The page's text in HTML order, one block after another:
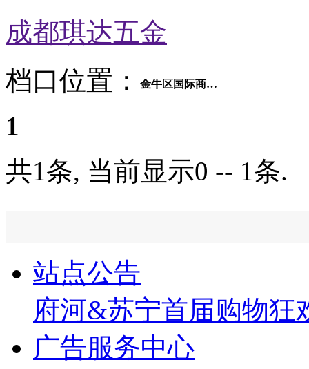
成都琪达五金
档口位置：
金牛区国际商贸城4区55号门一楼3街4-10299名门静音门锁
1
共1条, 当前显示0 -- 1条.
站点公告
府河&苏宁首届购物狂
广告服务中心